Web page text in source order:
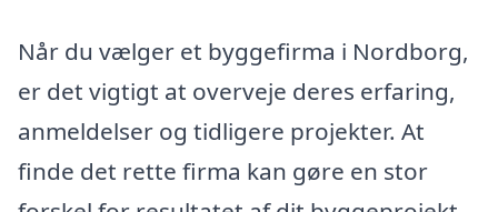
Når du vælger et byggefirma i Nordborg,
er det vigtigt at overveje deres erfaring,
anmeldelser og tidligere projekter. At
finde det rette firma kan gøre en stor